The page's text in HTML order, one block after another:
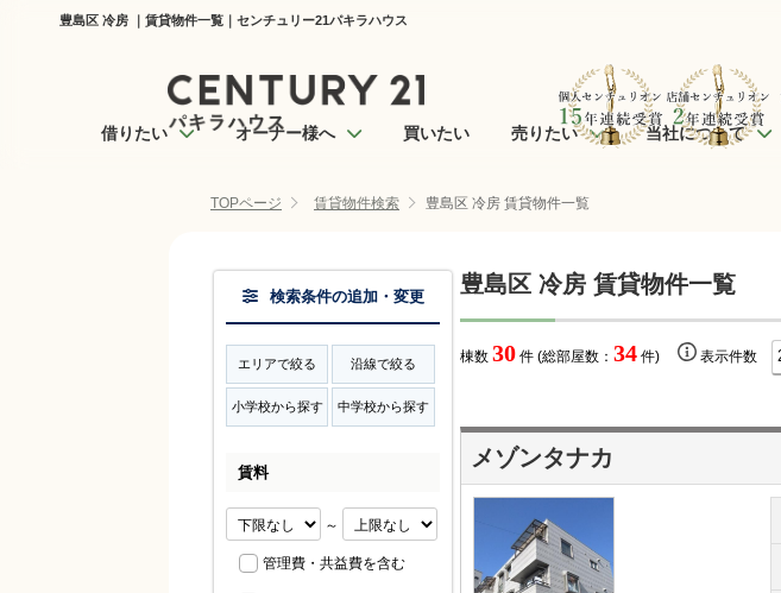
豊島区 冷房 ｜賃貸物件一覧｜センチュリー21パキラハウス
借りたい オーナー様へ 買いたい 売りたい 当社について
TOPページ 賃貸物件検索 豊島区 冷房 賃貸物件一覧
豊島区 冷房 賃貸物件一覧
棟数 30 件 (総部屋数： 34 件) 表示件数
メゾンタナカ
検索条件の追加・変更
エリアで絞る 沿線で絞る
小学校から探す 中学校から探す
賃料
～
管理費・共益費を含む